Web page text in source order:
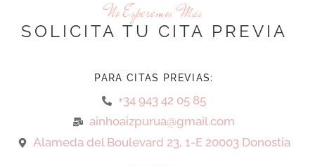
No Esperemos Más
SOLICITA TU CITA PREVIA
PARA CITAS PREVIAS:
+34 943 42 05 85
ainhoaizpurua@gmail.com
Alameda del Boulevard 23, 1-E 20003 Donostia